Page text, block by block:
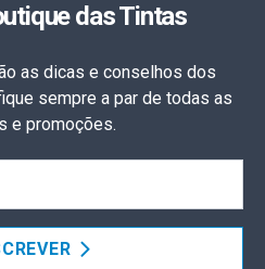
das Tintas
as dicas e conselhos dos
sempre a par de todas as
e promoções.